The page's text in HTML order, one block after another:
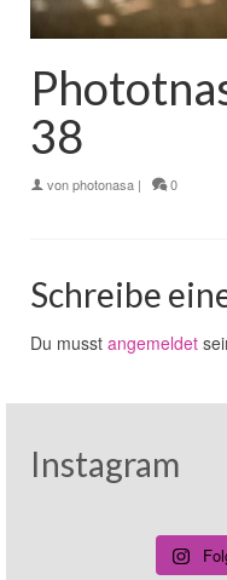
38
vonphotonasa | 0
Schreibe
Du musst angemeldet
Instagram